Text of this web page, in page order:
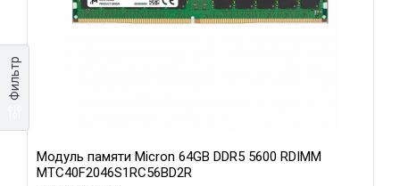
Фильтр
Модуль памяти Micron 64GB DDR5 5600 RDIMM
MTC40F2046S1RC56BD2R